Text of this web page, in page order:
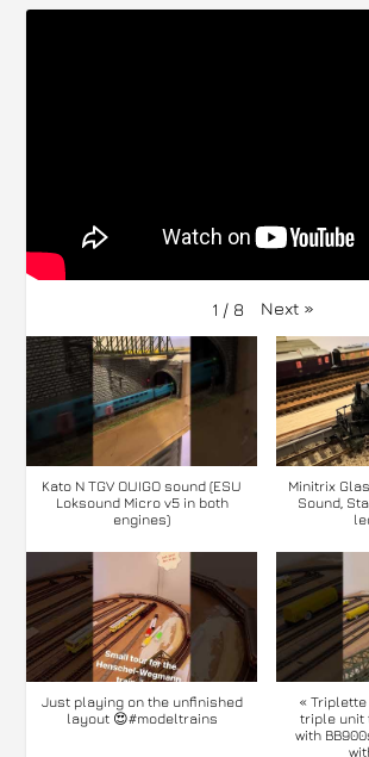
1 / 8 Next »
Kato N TGV OUIGO sound (ESU
Loksound Micro v5 in both
engines)
Minitrix
Sound,
Just playing on the unfinished
layout 😍#modeltrains
« Triplette
triple unit
with